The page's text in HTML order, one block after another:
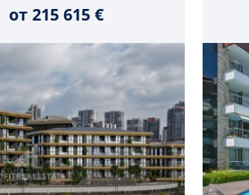
от 215 615 €